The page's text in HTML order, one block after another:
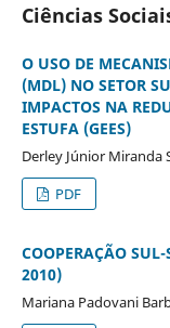
Ciências
O USO DE
(MDL) NO SETOR
IMPACTOS NA
ESTUFA (GEES)
Derley Júnior Miranda
PDF
COOPERAÇÃO
2010)
Mariana Padovani